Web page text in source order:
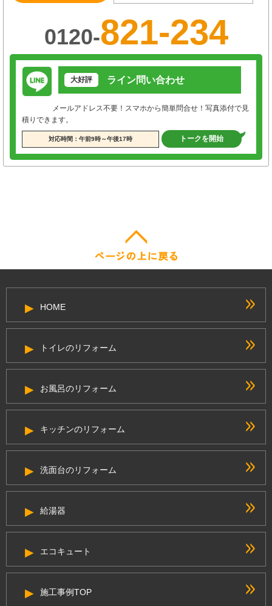
0120-821-234
大好評 ライン問い合わせ
メールアドレス不要！スマホから簡単問合せ！写真添付で見
積りできます。
対応時間：午前9時～午後17時 トークを開始
HOME
トイレのリフォーム
お風呂のリフォーム
キッチンのリフォーム
洗面台のリフォーム
給湯器
エコキュート
施工事例TOP